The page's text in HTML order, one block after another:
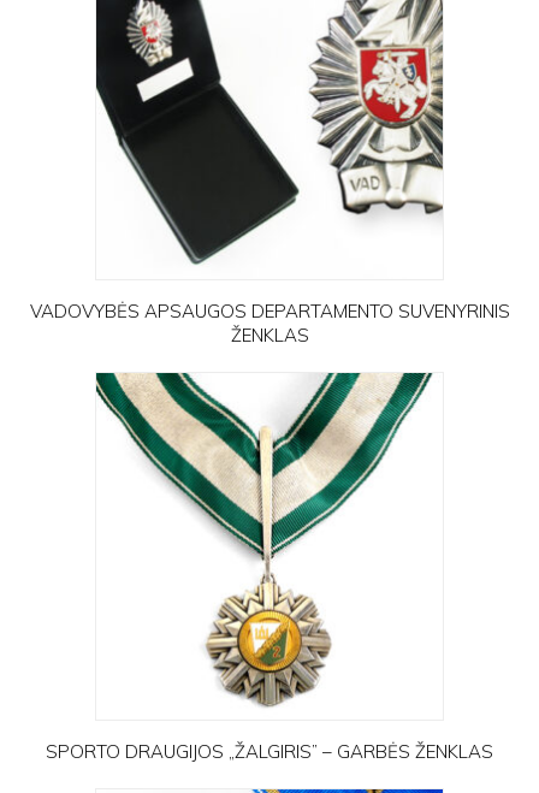
VADOVYBĖS APSAUGOS DEPARTAMENTO SUVENYRINIS
ŽENKLAS
SPORTO DRAUGIJOS „ŽALGIRIS” – GARBĖS ŽENKLAS